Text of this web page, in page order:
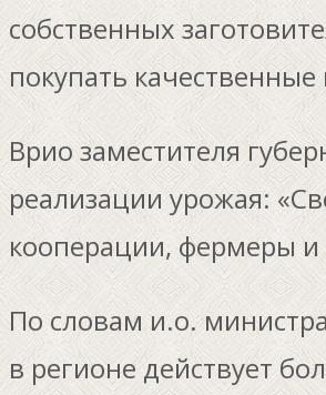
собственных
покупать
Врио заместителя
реализации урожая:
кооперации, фермеры
По словам и.о.
в регионе действует